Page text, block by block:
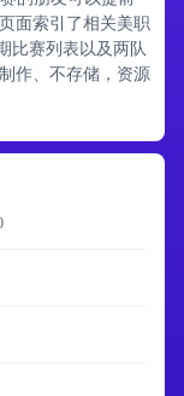
面索引了相关美职
比赛列表以及两队
作、不存储，资源